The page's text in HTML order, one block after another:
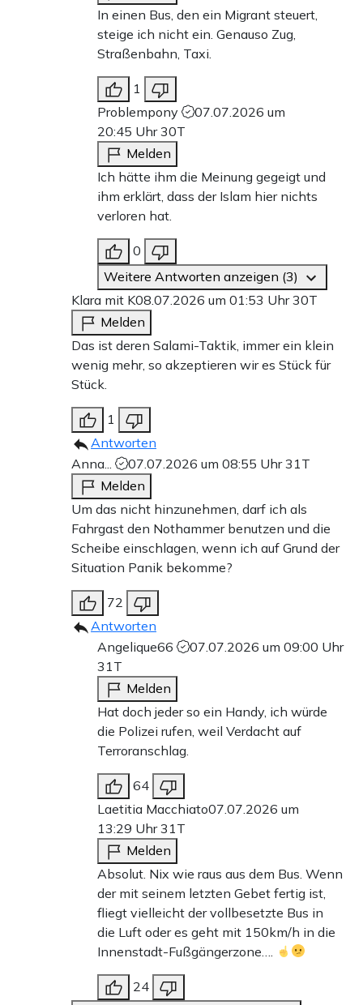
In einen Bus, den ein Migrant steuert,
steige ich nicht ein. Genauso Zug,
Straßenbahn, Taxi.
1
Problempony
07.07.2026 um
20:45 Uhr30T
Melden
Ich hätte ihm die Meinung gegeigt und
ihm erklärt, dass der Islam hier nichts
verloren hat.
0
Weitere Antworten anzeigen (3)
Klara mit K08.07.2026 um 01:53 Uhr30T
Melden
Das ist deren Salami-Taktik, immer ein klein
wenig mehr, so akzeptieren wir es Stück für
Stück.
1
Antworten
Anna...
07.07.2026 um 08:55 Uhr31T
Melden
Um das nicht hinzunehmen, darf ich als
Fahrgast den Nothammer benutzen und die
Scheibe einschlagen, wenn ich auf Grund der
Situation Panik bekomme?
72
Antworten
Angelique66
07.07.2026 um 09:00 Uhr
31T
Melden
Hat doch jeder so ein Handy, ich würde
die Polizei rufen, weil Verdacht auf
Terroranschlag.
64
Laetitia Macchiato07.07.2026 um
13:29 Uhr31T
Melden
Absolut. Nix wie raus aus dem Bus. Wenn
der mit seinem letzten Gebet fertig ist,
fliegt vielleicht der vollbesetzte Bus in
die Luft oder es geht mit 150km/h in die
Innenstadt-Fußgängerzone….
24